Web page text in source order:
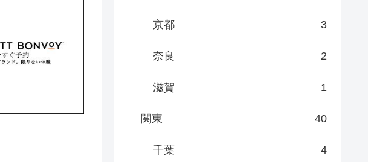
京都 3
奈良 2
滋賀 1
関東 40
千葉 4